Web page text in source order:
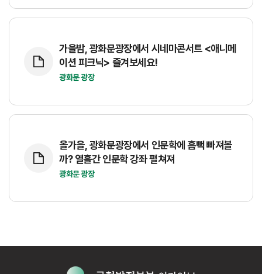
가을밤, 광화문광장에서 시네마콘서트 <애니메
이션 피크닉> 즐겨보세요!
광화문 광장
올가을, 광화문광장에서 인문학에 흠뻑 빠져볼
까? 열흘간 인문학 강좌 펼쳐져
광화문 광장